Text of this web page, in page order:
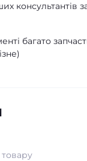
консультантів
багато